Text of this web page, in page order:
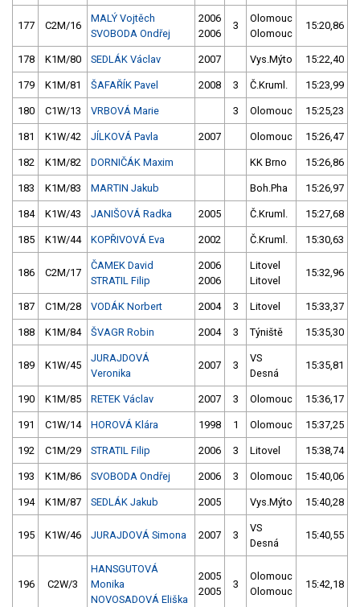
177 C2M/16
MALÝ Vojtěch
SVOBODA Ondřej
2006
2006
3
Olomouc
Olomouc
15:20,86
178 K1M/80 SEDLÁK Václav 2007 Vys.Mýto 15:22,40
179 K1M/81 ŠAFAŘÍK Pavel 2008 3 Č.Kruml. 15:23,99
180 C1W/13 VRBOVÁ Marie 3 Olomouc 15:25,23
181 K1W/42 JÍLKOVÁ Pavla 2007 Olomouc 15:26,47
182 K1M/82 DORNIČÁK Maxim KK Brno 15:26,86
183 K1M/83 MARTIN Jakub Boh.Pha 15:26,97
184 K1W/43 JANIŠOVÁ Radka 2005 Č.Kruml. 15:27,68
185 K1W/44 KOPŘIVOVÁ Eva 2002 Č.Kruml. 15:30,63
186 C2M/17
ČAMEK David
STRATIL Filip
2006
2006
Litovel
Litovel
15:32,96
187 C1M/28 VODÁK Norbert 2004 3 Litovel 15:33,37
188 K1M/84 ŠVAGR Robin 2004 3 Týniště 15:35,30
189 K1W/45
JURAJDOVÁ
Veronika
2007 3
VS
Desná
15:35,81
190 K1M/85 RETEK Václav 2007 3 Olomouc 15:36,17
191 C1W/14 HOROVÁ Klára 1998 1 Olomouc 15:37,25
192 C1M/29 STRATIL Filip 2006 3 Litovel 15:38,74
193 K1M/86 SVOBODA Ondřej 2006 3 Olomouc 15:40,06
194 K1M/87 SEDLÁK Jakub 2005 Vys.Mýto 15:40,28
195 K1W/46 JURAJDOVÁ Simona 2007 3
VS
Desná
15:40,55
196 C2W/3
HANSGUTOVÁ
Monika
NOVOSADOVÁ Eliška
2005
2005
3
Olomouc
Olomouc
15:42,18